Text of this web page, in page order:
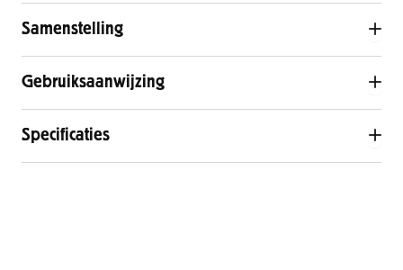
Samenstelling
Gebruiksaanwijzing
Specificaties